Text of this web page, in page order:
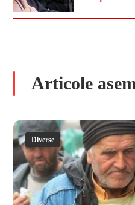
Articole
Diverse